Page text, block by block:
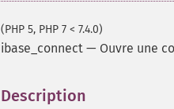
(PHP 5, PHP 7 < 7.4.0)
ibase_connect — Ouvre une
Description